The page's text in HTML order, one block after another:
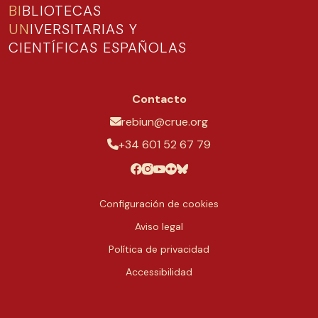
BIBLIOTECAS
UNIVERSITARIAS Y
CIENTÍFICAS ESPAÑOLAS
Contacto
rebiun@crue.org
+34 601 52 67 79
Configuración de cookies
Aviso legal
Política de privacidad
Accessibilidad